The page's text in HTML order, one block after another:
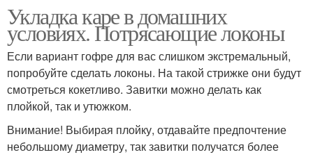
Укладка каре в домашних
условиях. Потрясающие локоны
Если вариант гофре для вас слишком экстремальный,
попробуйте сделать локоны. На такой стрижке они будут
смотреться кокетливо. Завитки можно делать как
плойкой, так и утюжком.
Внимание! Выбирая плойку, отдавайте предпочтение
небольшому диаметру, так завитки получатся более